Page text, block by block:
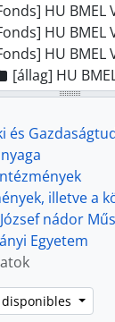
HU BMEL VIII.02 - Joseph
HU BMEL VIII.03 -
HU BMEL VIII.04 - Magyar Királyi József
[állag] HU BMEL VIII.04.a -
[állag] HU BMEL VIII.04.b -
[állag] HU BMEL
HU BMEL VIII.05 -
HU BMEL VIII.06 - Építőipari Műszaki
Intézetek,
Nem jogelőd,
Átfogó
HU BMEL
HU BMEL
HU
és
illetve a
nádor
Egyetem